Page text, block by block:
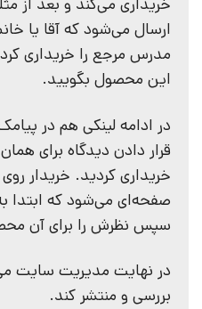
ارسال می‌شود که آقا یا
مدرس مرجع را خریداری
این محصول بگویید.
در ادامه لینکی هم در
قرار دادن دیدگاه برای
خریداری کردید. خریدار
صفحه‌ای می‌شود که ابتدا
سپس نظرش را برای آن
در نهایت مدیریت سایت
بررسی و منتشر کند.